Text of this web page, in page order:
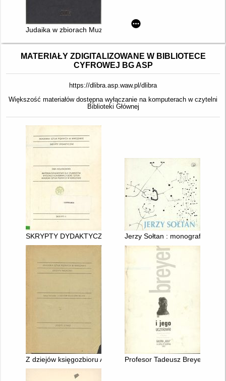
Judaika w zbiorach Muzeum Narodowego w Krakowie :
MATERIAŁY ZDIGITALIZOWANE W BIBLIOTECE
CYFROWEJ BG ASP
https://dlibra.asp.waw.pl/dlibra
Większość materiałów dostępna wyłączanie na komputerach w czytelni
Biblioteki Głównej
SKRYPTY DYDAKTYCZNE. 11 Jerzy Sołtan : monografia
Z dziejów księgozbioru ASP Profesor Tadeusz Breyer